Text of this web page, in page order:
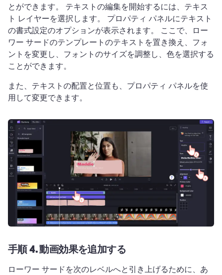
とができます。 テキストの編集を開始するには、テキス
ト レイヤーを選択します。 プロパティ パネルにテキスト
の書式設定のオプションが表示されます。 ここで、ロー
ワー サードのテンプレートのテキストを置き換え、フォ
ントを変更し、フォントのサイズを調整し、色を選択する
ことができます。
また、テキストの配置と位置も、プロパティ パネルを使
用して変更できます。
手順 4.動画効果を追加する
ローワー サードを次のレベルへと引き上げるために、あ